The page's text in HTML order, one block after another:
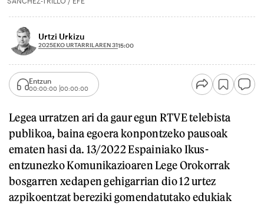
Urtzi Urkizu
2025EKO URTARRILAREN 3115:00
Entzun
00:00:00 00:00:00
Legea urratzen ari da gaur egun RTVE telebista
publikoa, baina egoera konpontzeko pausoak
ematen hasi da. 13/2022 Espainiako Ikus-
entzunezko Komunikazioaren Lege Orokorrak
bosgarren xedapen gehigarrian dio 12 urtez
azpikoentzat bereziki gomendatutako edukiak